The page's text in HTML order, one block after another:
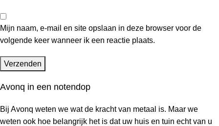
Mijn naam, e-mail en site opslaan in deze browser voor de
volgende keer wanneer ik een reactie plaats.
Avonq in een notendop
Bij Avonq weten we wat de kracht van metaal is. Maar we
weten ook hoe belangrijk het is dat uw huis en tuin echtvan u